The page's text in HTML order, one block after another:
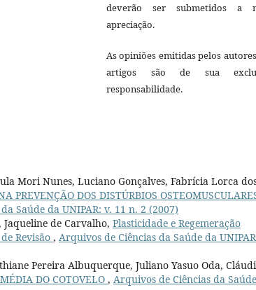
deverão ser submetidos a
apreciação.
As opiniões emitidas pelos
artigos são de sua
responsabilidade.
Mori Nunes, Luciano Gonçalves, Fabrícia Lorca
PREVENÇÃO DOS DISTÚRBIOS
Saúde da UNIPAR: v. 11 n. 2 (2007)
Jaqueline de Carvalho, Plasticidade e Regemeração
Revisão , Arquivos de Ciências da Saúde da
Pereira Albuquerque, Juliano Yasuo Oda,
DO COTOVELO , Arquivos de Ciências da